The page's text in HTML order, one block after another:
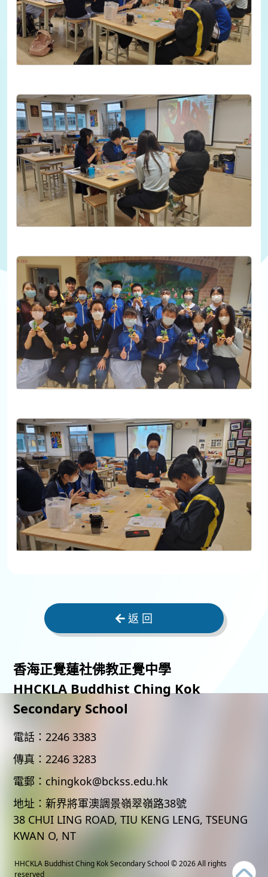
返 回
香海正覺蓮社佛教正覺中學
HHCKLA Buddhist Ching Kok
Secondary School
電話： 2246 3383
傳真： 2246 3283
電郵： chingkok@bckss.edu.hk
地址： 新界將軍澳調景嶺翠嶺路38號
38 CHUI LING ROAD, TIU KENG LENG, TSEUNG
KWAN O, NT
HHCKLA Buddhist Ching Kok Secondary School © 2026 All rights
reserved